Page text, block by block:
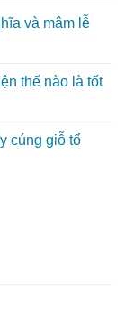
và mâm lễ
thế nào là tốt
cúng giỗ tổ